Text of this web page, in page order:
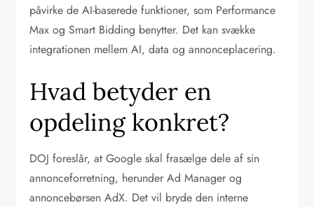
påvirke de AI-baserede funktioner, som Performance
Max og Smart Bidding benytter. Det kan svække
integrationen mellem AI, data og annonceplacering.
Hvad betyder en
opdeling konkret?
DOJ foreslår, at Google skal frasælge dele af sin
annonceforretning, herunder Ad Manager og
annoncebørsen AdX. Det vil bryde den interne